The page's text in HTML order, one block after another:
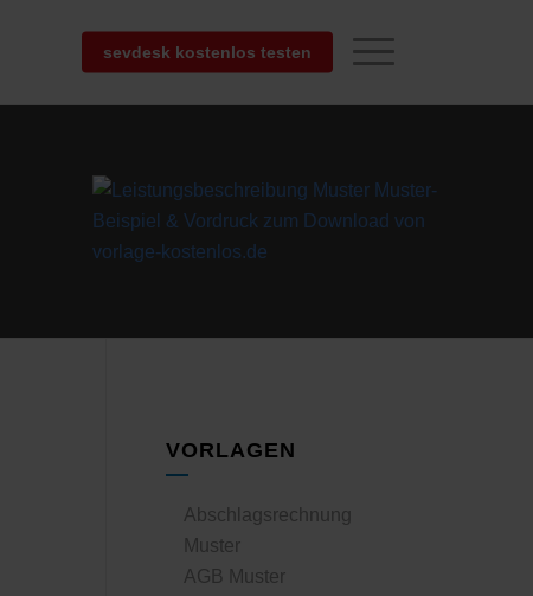
sevdesk kostenlos testen
VORLAGEN
Abschlagsrechnung
Muster
AGB Muster